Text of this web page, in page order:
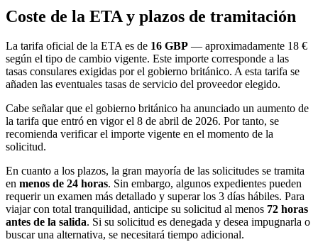
Coste de la ETA y plazos de tramitación
La tarifa oficial de la ETA es de 16 GBP — aproximadamente 18 €
según el tipo de cambio vigente. Este importe corresponde a las
tasas consulares exigidas por el gobierno británico. A esta tarifa se
añaden las eventuales tasas de servicio del proveedor elegido.
Cabe señalar que el gobierno británico ha anunciado un aumento de
la tarifa que entró en vigor el 8 de abril de 2026. Por tanto, se
recomienda verificar el importe vigente en el momento de la
solicitud.
En cuanto a los plazos, la gran mayoría de las solicitudes se tramita
en menos de 24 horas. Sin embargo, algunos expedientes pueden
requerir un examen más detallado y superar los 3 días hábiles. Para
viajar con total tranquilidad, anticipe su solicitud al menos 72 horas
antes de la salida. Si su solicitud es denegada y desea impugnarla o
buscar una alternativa, se necesitará tiempo adicional.